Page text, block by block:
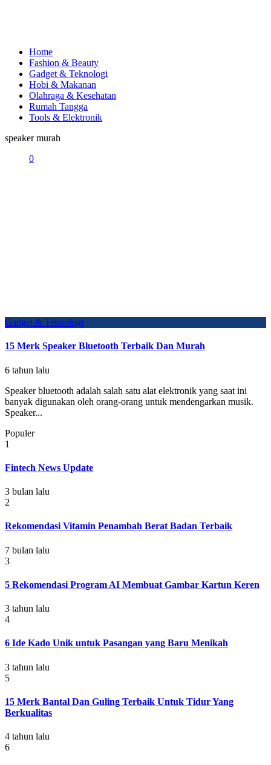
Home
Fashion & Beauty
Gadget & Teknologi
Hobi & Makanan
Olahraga & Kesehatan
Rumah Tangga
Tools & Elektronik
speaker murah
0
Gadget & Teknologi
15 Merk Speaker Bluetooth Terbaik Dan Murah
6 tahun lalu
Speaker bluetooth adalah salah satu alat elektronik yang saat ini
banyak digunakan oleh orang-orang untuk mendengarkan musik.
Speaker...
Populer
1
Fintech News Update
3 bulan lalu
2
Rekomendasi Vitamin Penambah Berat Badan Terbaik
7 bulan lalu
3
5 Rekomendasi Program AI Membuat Gambar Kartun Keren
3 tahun lalu
4
6 Ide Kado Unik untuk Pasangan yang Baru Menikah
3 tahun lalu
5
15 Merk Bantal Dan Guling Terbaik Untuk Tidur Yang
Berkualitas
4 tahun lalu
6